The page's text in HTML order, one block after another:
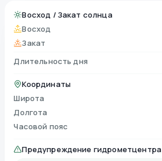
Восход / Закат солнца
Восход
Закат
Длительность дня
Координаты
Широта
Долгота
Часовой пояс
Предупреждение гидрометцентра